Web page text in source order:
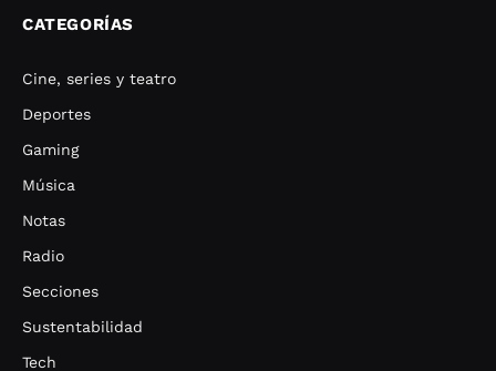
CATEGORÍAS
Cine, series y teatro
Deportes
Gaming
Música
Notas
Radio
Secciones
Sustentabilidad
Tech